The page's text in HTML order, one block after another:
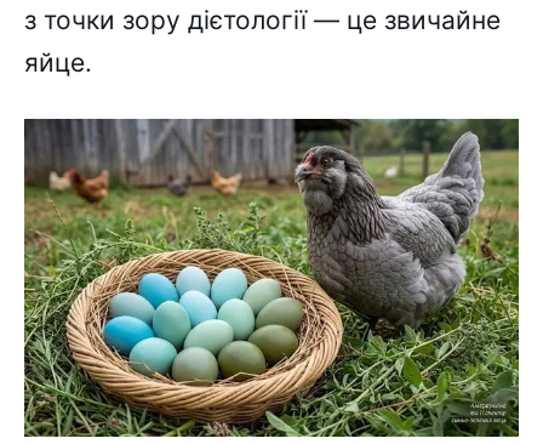
з точки зору дієтології — це звичайне
яйце.